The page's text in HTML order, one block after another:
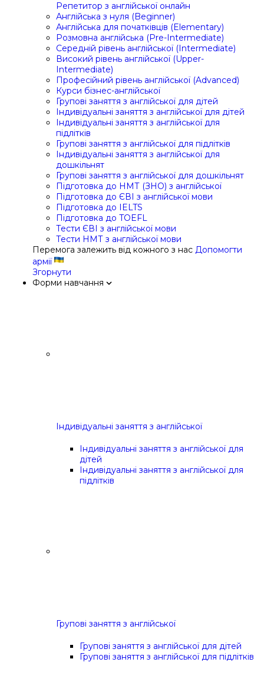
Репетитор з англійської онлайн
Англійська з нуля (Beginner)
Англійська для початківців (Elementary)
Розмовна англійська (Pre-Intermediate)
Середній рівень англійської (Intermediate)
Високий рівень англійської (Upper-
Intermediate)
Професійний рівень англійської (Advanced)
Курси бізнес-англійської
Групові заняття з англійської для дітей
Індивідуальні заняття з англійської для дітей
Індивідуальні заняття з англійської для
підлітків
Групові заняття з англійської для підлітків
Індивідуальні заняття з англійської для
дошкільнят
Групові заняття з англійської для дошкільнят
Підготовка до НМТ (ЗНО) з англійської
Підготовка до ЄВІ з англійської мови
Підготовка до IELTS
Підготовка до TOEFL
Тести ЄВІ з англійської мови
Тести НМТ з англійської мови
Перемога залежить від кожного з нас Допомогти
армії
Згорнути
Форми навчання
Індивідуальні заняття з англійської
Індивідуальні заняття з англійської для
дітей
Індивідуальні заняття з англійської для
підлітків
Групові заняття з англійської
Групові заняття з англійської для дітей
Групові заняття з англійської для підлітків